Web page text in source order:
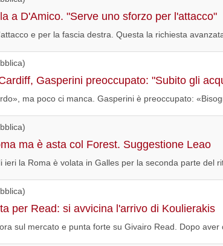
a D'Amico. "Serve uno sforzo per l'attacco"
e per la fascia destra. Questa la richiesta
Gasperini preoccupato: "Subito gli
ma poco ci manca. Gasperini è preoccupato:
ma è asta col Forest. Suggestione Leao
ieri la Roma è volata in Galles per la seconda parte del
per Read: si avvicina l'arrivo di Koulierakis
sul mercato e punta forte su Givairo Read. Dopo aver